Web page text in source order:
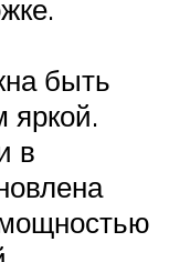
быть
яркой.
в